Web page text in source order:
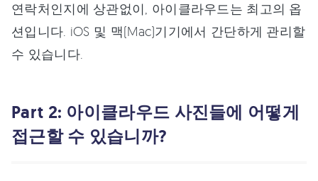
연락처인지에 상관없이, 아이클라우드는 최고의 옵
션입니다. iOS 및 맥(Mac)기기에서 간단하게 관리할
수 있습니다.
Part 2: 아이클라우드 사진들에 어떻게
접근할 수 있습니까?